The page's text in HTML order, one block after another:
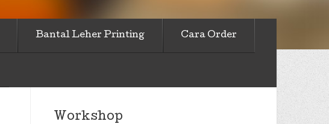
Bantal Leher Printing Cara Order
Workshop